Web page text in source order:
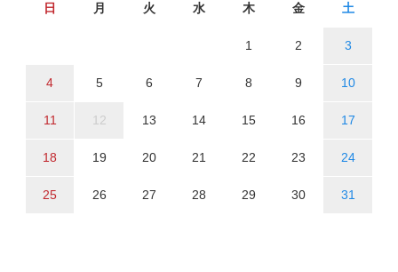
日 月 火 水 木 金 土
1 2 3
4 5 6 7 8 9 10
11 12 13 14 15 16 17
18 19 20 21 22 23 24
25 26 27 28 29 30 31